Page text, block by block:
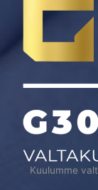
Kuulumme